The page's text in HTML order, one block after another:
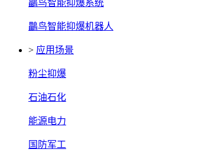
鸓鸟智能抑爆系统
鸓鸟智能抑爆机器人
> 应用场景
粉尘抑爆
石油石化
能源电力
国防军工